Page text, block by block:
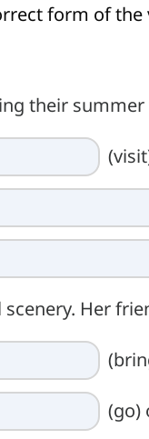
form of the
their summer
Her
(go)